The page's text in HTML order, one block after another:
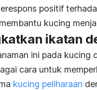
positif
kucing
ikatan
ini pada kucing
cara untuk
kucing peliharaan